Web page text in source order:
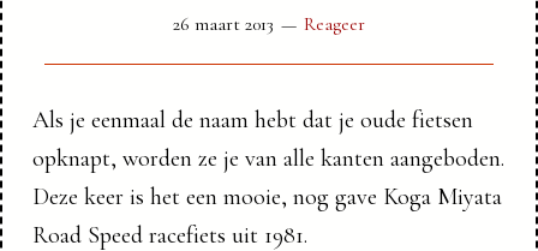
26 maart 2013 Reageer
Als je eenmaal de naam hebt dat je oude fietsen
opknapt, worden ze je van alle kanten aangeboden.
Deze keer is het een mooie, nog gave Koga Miyata
Road Speed racefiets uit 1981.